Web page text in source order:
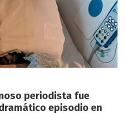
periodista fue
episodio en